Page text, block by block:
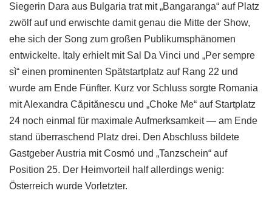
Siegerin Dara aus Bulgaria trat mit „Bangaranga“ auf Platz
zwölf auf und erwischte damit genau die Mitte der Show,
ehe sich der Song zum großen Publikumsphänomen
entwickelte. Italy erhielt mit Sal Da Vinci und „Per sempre
sì“ einen prominenten Spätstartplatz auf Rang 22 und
wurde am Ende Fünfter. Kurz vor Schluss sorgte Romania
mit Alexandra Căpitănescu und „Choke Me“ auf Startplatz
24 noch einmal für maximale Aufmerksamkeit — am Ende
stand überraschend Platz drei. Den Abschluss bildete
Gastgeber Austria mit Cosmó und „Tanzschein“ auf
Position 25. Der Heimvorteil half allerdings wenig:
Österreich wurde Vorletzter.